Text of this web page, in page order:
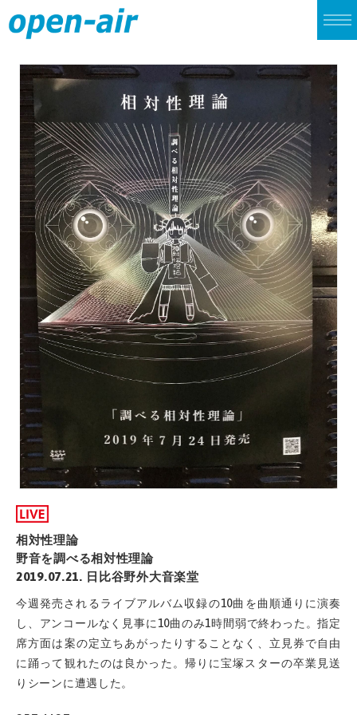
LIVE
CINEMA
ALBUM
SINGLE
ARCHIVES
相対性理論
野音を調べる相対性理論
2019.07.21. 日比谷野外大音楽堂
今週発売されるライブアルバム収録の10曲を曲順通りに演奏
し、アンコールなく見事に10曲のみ1時間弱で終わった。指定
席方面は案の定立ちあがったりすることなく、立見券で自由
に踊って観れたのは良かった。帰りに宝塚スターの卒業見送
りシーンに遭遇した。